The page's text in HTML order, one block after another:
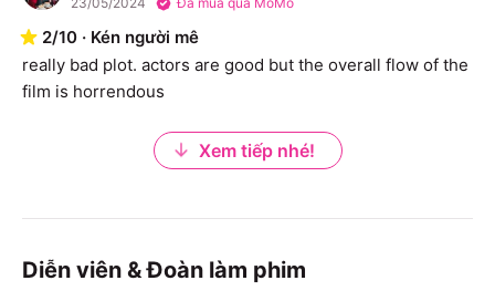
2/10 · Kén người mê
really bad plot. actors are good but the overall flow of the
film is horrendous
Xem tiếp nhé!
Diễn viên & Đoàn làm phim